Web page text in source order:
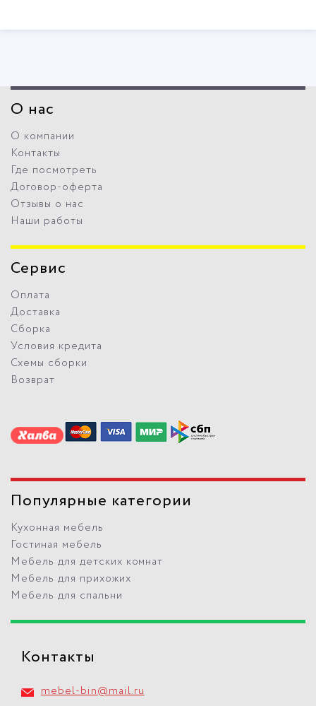
О нас
О компании
Контакты
Где посмотреть
Договор-оферта
Отзывы о нас
Наши работы
Сервис
Оплата
Доставка
Сборка
Условия кредита
Схемы сборки
Возврат
Популярные категории
Кухонная мебель
Гостиная мебель
Мебель для детских комнат
Мебель для прихожих
Мебель для спальни
Контакты
mebel-bin@mail.ru